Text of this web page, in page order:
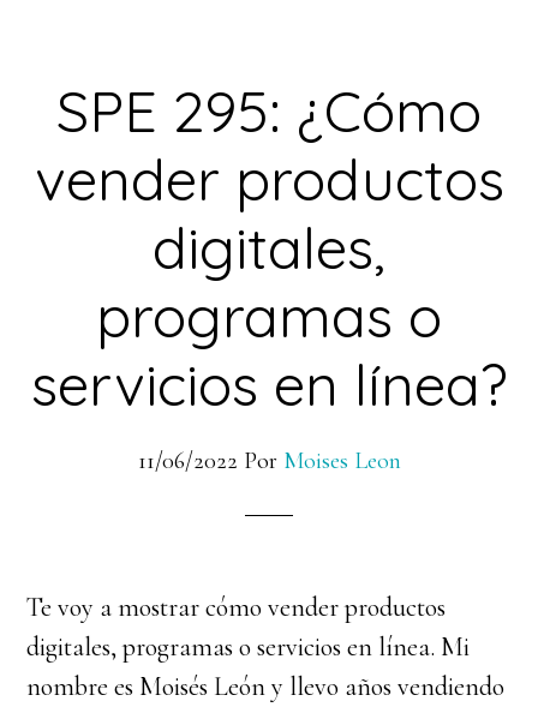
SPE 295: ¿Cómo
vender productos
digitales,
programas o
servicios en línea?
11/06/2022 Por Moises Leon
Te voy a mostrar cómo vender productos
digitales, programas o servicios en línea. Mi
nombre es Moisés León y llevo años vendiendo